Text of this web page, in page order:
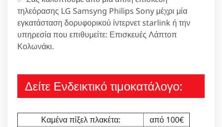
τηλεόρασης LG Samsyng Philips Sony μέχρι μία
εγκατάσταση δορυφορικού ίντερνετ starlink ή την
υπηρεσία που επιθυμείτε: Επισκευές Λάπτοπ
Κολωνάκι.
Δείτε Ενδεικτικό τιμοκατάλογο:
Καμένα πίξελ πλακέτα:
από 100€